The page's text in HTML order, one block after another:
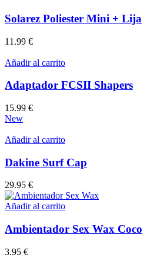
35.00 €.26.99 €.
Solarez Poliester Mini + Lija
11.99 €
Añadir al carrito
Adaptador FCSII Shapers
15.99 €
New
Añadir al carrito
Dakine Surf Cap
29.95 €
Añadir al carrito
Ambientador Sex Wax Coco
3.95 €